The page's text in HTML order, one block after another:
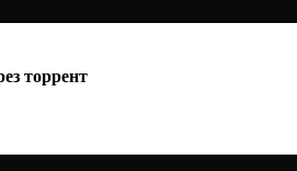
торрент